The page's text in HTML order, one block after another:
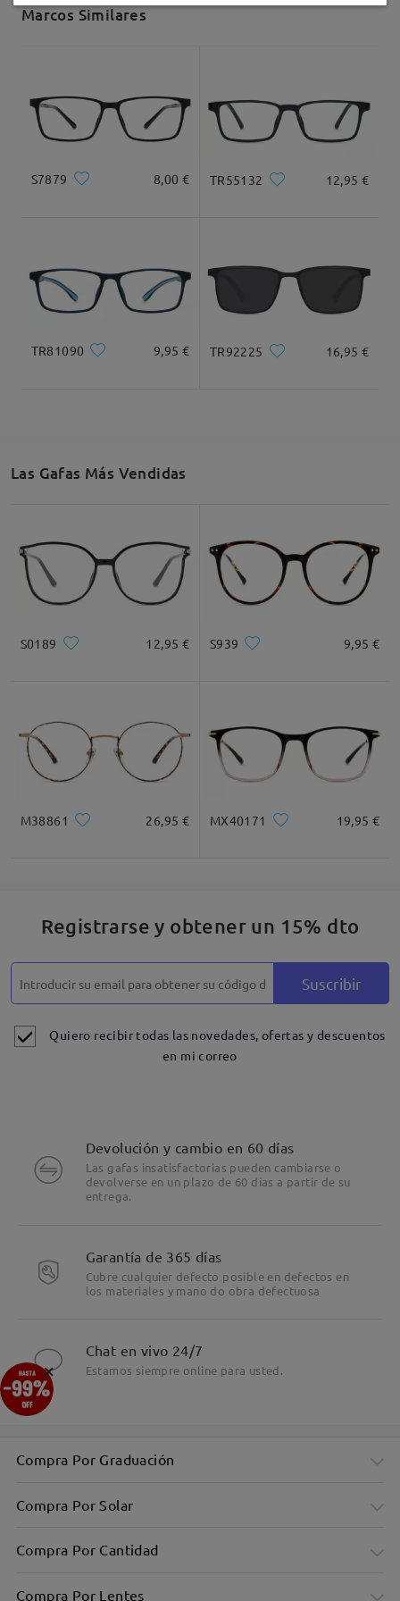
Llegado
Marcos Similares
S7879 8,00 € TR55132 12,95 €
TR81090 9,95 € TR92225 16,95 €
Las Gafas Más Vendidas
S0189 12,95 € S939 9,95 €
M38861 26,95 € MX40171 19,95 €
Registrarse y obtener un 15% dto
Suscribir
Quiero recibir todas las novedades, ofertas y descuentos
en mi correo
Devolución y cambio en 60 días
Las gafas insatisfactorias pueden cambiarse o
devolverse en un plazo de 60 días a partir de su
entrega.
Garantía de 365 días
Cubre cualquier defecto posible en defectos en
los materiales y mano do obra defectuosa
Chat en vivo 24/7
Estamos siempre online para usted.
Compra Por Graduación
Compra Por Solar
Compra Por Cantidad
Compra Por Lentes
×